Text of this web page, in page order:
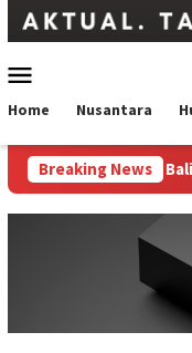
Loncat
Mobile
Home Nusantara
Breaking News
2026, Balikkan